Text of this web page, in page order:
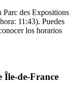
Parc des Expositions
11:43). Puedes
los horarios
Île-de-France